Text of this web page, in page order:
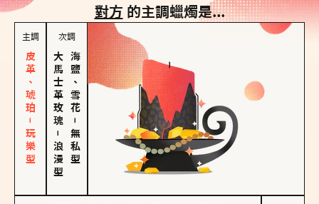
對方 的主調蠟燭是...
主調
皮革、琥珀－玩樂型
次調
大馬士革玫瑰
－
浪漫型
海鹽、雪花
－
無私型